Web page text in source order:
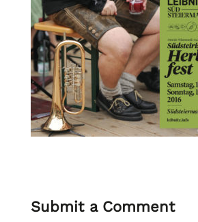
Submit a Comment